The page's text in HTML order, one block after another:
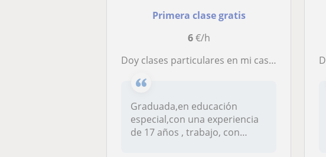
Primera clase gratis
6€/h
Doy clases particulares en mi casa , apoyo ,en la primaria
Graduada,en educación
especial,con una experiencia
de 17 años , trabajo, con